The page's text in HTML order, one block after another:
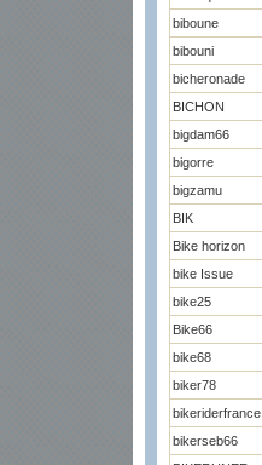
biboune
bibouni
bicheronade
BICHON
bigdam66
bigorre
bigzamu
BIK
Bike horizon
bike Issue
bike25
Bike66
bike68
biker78
bikeriderfrance
bikerseb66